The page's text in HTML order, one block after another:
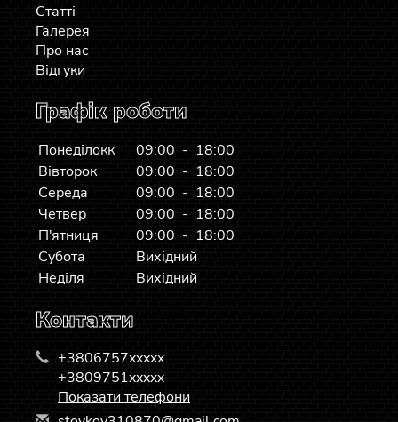
Статті
Галерея
Про нас
Відгуки
Графік роботи
Понеділокк
09:00 - 18:00
Вівторок
09:00 - 18:00
Середа
09:00 - 18:00
Четвер
09:00 - 18:00
П'ятниця
09:00 - 18:00
Субота
Вихідний
Неділя
Вихідний
Контакти
+3806757xxxxx
+3809751xxxxx
Показати телефони